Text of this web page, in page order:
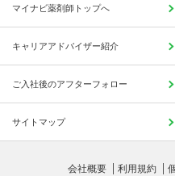
マイナビ薬剤師トップへ
キャリアアドバイザー紹介
ご入社後のアフターフォロー
サイトマップ
会社概要 利用規約